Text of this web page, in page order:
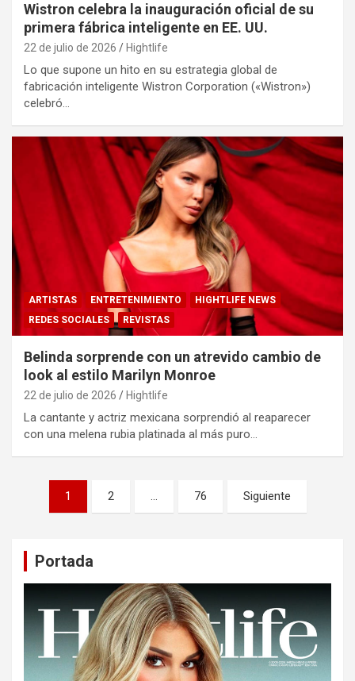
Wistron celebra la inauguración oficial de su
primera fábrica inteligente en EE. UU.
22 de julio de 2026 Hightlife
Lo que supone un hito en su estrategia global de
fabricación inteligente Wistron Corporation («Wistron»)
celebró…
ARTISTAS ENTRETENIMIENTO
HIGHTLIFE NEWS
REDES SOCIALES
REVISTAS
Belinda sorprende con un atrevido cambio de
look al estilo Marilyn Monroe
22 de julio de 2026 Hightlife
La cantante y actriz mexicana sorprendió al reaparecer
con una melena rubia platinada al más puro…
Paginación
1 2 … 76 Siguiente
Portada